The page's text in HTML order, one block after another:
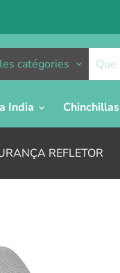
catégories
India Chinchillas
REFLETOR